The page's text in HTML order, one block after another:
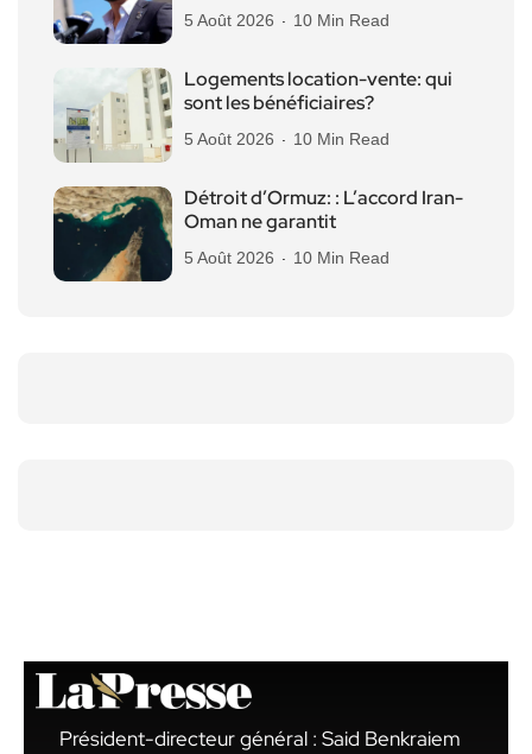
5 Août 2026 10 Min Read
Logements location-vente: qui
sont les bénéficiaires?
5 Août 2026 10 Min Read
Détroit d’Ormuz: : L’accord Iran-
Oman ne garantit
5 Août 2026 10 Min Read
Président-directeur général : Said Benkraiem